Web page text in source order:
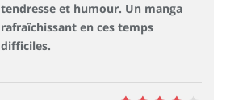
tendresse et humour. Un manga
rafraîchissant en ces temps
difficiles.